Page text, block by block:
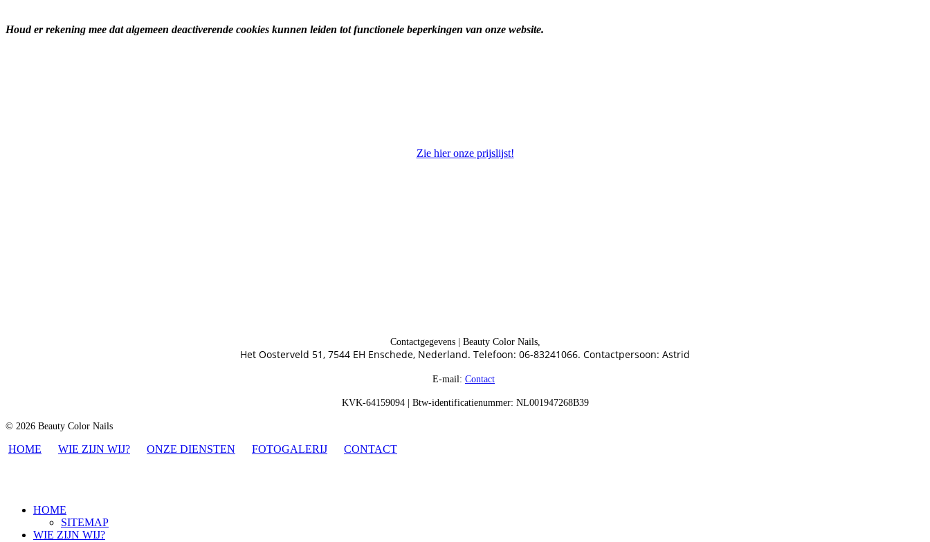
Houd er rekening mee dat algemeen deactiverende cookies kunnen leiden tot functionele beperkingen van onze website.
Zie hier onze prijslijst!
Contactgegevens | Beauty Color Nails,
Het Oosterveld 51, 7544 EH Enschede, Nederland. Telefoon: 06-83241066. Contactpersoon: Astrid
E-mail: Contact
KVK-64159094 | Btw-identificatienummer: NL001947268B39
© 2026 Beauty Color Nails
HOME WIE ZIJN WIJ? ONZE DIENSTEN FOTOGALERIJ CONTACT
HOME
SITEMAP
WIE ZIJN WIJ?